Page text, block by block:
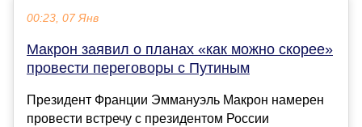
00:23, 07 Янв
Макрон заявил о планах «как можно скорее»
провести переговоры с Путиным
Президент Франции Эммануэль Макрон намерен
провести встречу с президентом России